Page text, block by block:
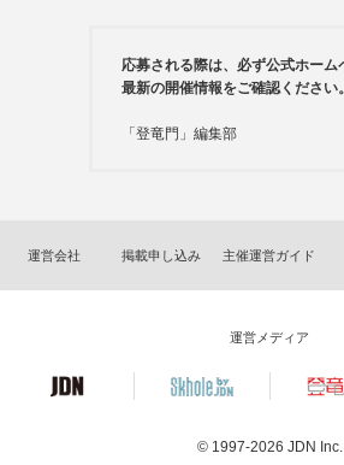
応募される際は、必ず公式ホーム
最新の開催情報をご確認ください。
「登竜門」編集部
運営会社 掲載申し込み 主催運営ガイド
運営メディア
© 1997-2026 JDN Inc.